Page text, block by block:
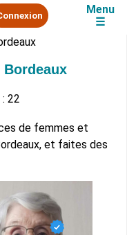
Menu
☰
Bordeaux
22
de femmes et
et faites des